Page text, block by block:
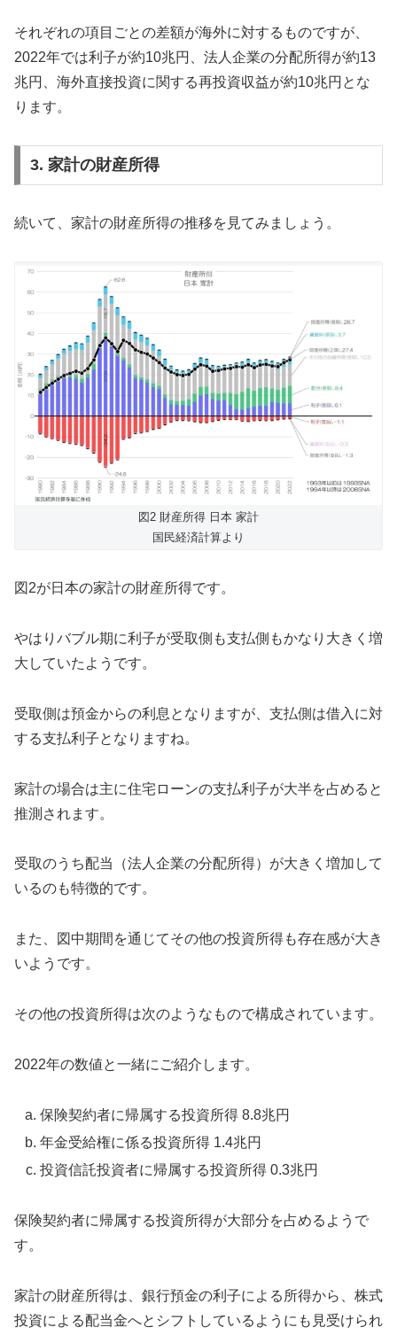
それぞれの項目ごとの差額が海外に対するものですが、
2022年では利子が約10兆円、法人企業の分配所得が約13
兆円、海外直接投資に関する再投資収益が約10兆円とな
ります。
3. 家計の財産所得
続いて、家計の財産所得の推移を見てみましょう。
図2 財産所得 日本 家計
国民経済計算より
図2が日本の家計の財産所得です。
やはりバブル期に利子が受取側も支払側もかなり大きく増
大していたようです。
受取側は預金からの利息となりますが、支払側は借入に対
する支払利子となりますね。
家計の場合は主に住宅ローンの支払利子が大半を占めると
推測されます。
受取のうち配当（法人企業の分配所得）が大きく増加して
いるのも特徴的です。
また、図中期間を通じてその他の投資所得も存在感が大き
いようです。
その他の投資所得は次のようなもので構成されています。
2022年の数値と一緒にご紹介します。
保険契約者に帰属する投資所得 8.8兆円
年金受給権に係る投資所得 1.4兆円
投資信託投資者に帰属する投資所得 0.3兆円
保険契約者に帰属する投資所得が大部分を占めるようで
す。
家計の財産所得は、銀行預金の利子による所得から、株式
投資による配当金へとシフトしているようにも見受けられ